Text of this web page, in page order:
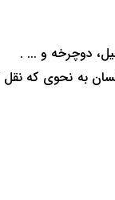
دوچرخه و ... .
به نحوی که‌